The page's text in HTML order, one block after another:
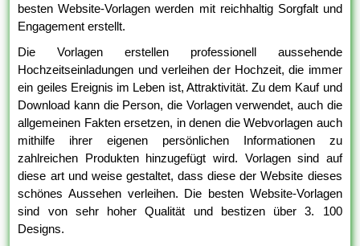
besten Website-Vorlagen werden mit reichhaltig Sorgfalt und
Engagement erstellt.
Die Vorlagen erstellen professionell aussehende
Hochzeitseinladungen und verleihen der Hochzeit, die immer
ein geiles Ereignis im Leben ist, Attraktivität. Zu dem Kauf und
Download kann die Person, die Vorlagen verwendet, auch die
allgemeinen Fakten ersetzen, in denen die Webvorlagen auch
mithilfe ihrer eigenen persönlichen Informationen zu
zahlreichen Produkten hinzugefügt wird. Vorlagen sind auf
diese art und weise gestaltet, dass diese der Website dieses
schönes Aussehen verleihen. Die besten Website-Vorlagen
sind von sehr hoher Qualität und bestizen über 3. 100
Designs.